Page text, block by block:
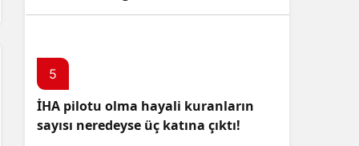
5
İHA pilotu olma hayali kuranların
sayısı neredeyse üç katına çıktı!